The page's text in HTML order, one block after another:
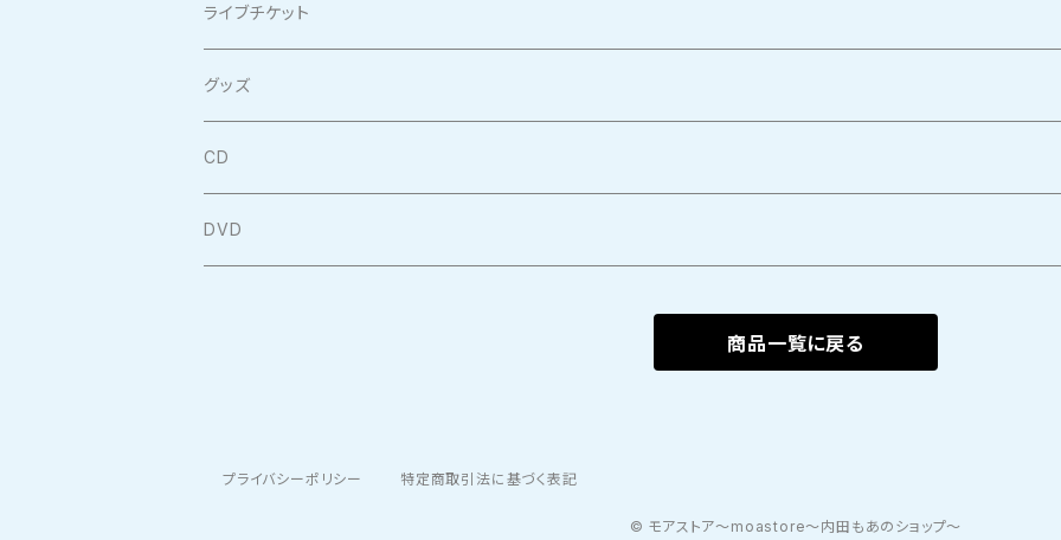
ライブチケット
グッズ
CD
DVD
商品一覧に戻る
プライバシーポリシー 特定商取引法に基づく表記
© モアストア〜moastore〜内田もあのショップ〜